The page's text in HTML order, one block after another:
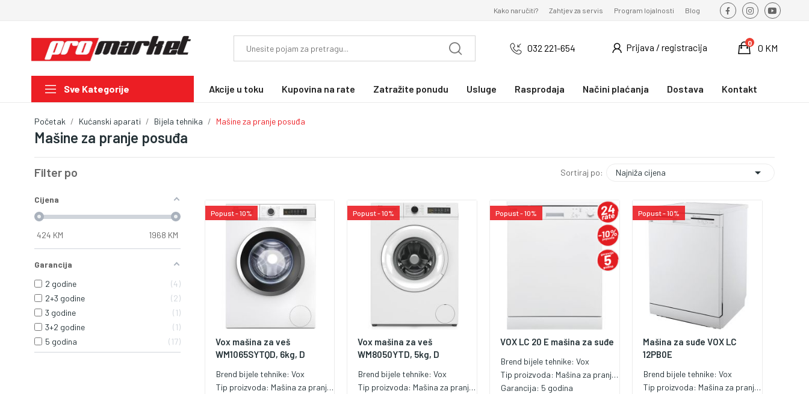
Kako naručiti? Zahtjev za servis Program lojalnosti Blog
032 221-654 Prijava / registracija 0 KM
0
Sve Kategorije Akcije u toku Kupovina na rate Zatražite ponudu Usluge Rasprodaja Načini plaćanja Dostava Kontakt
Mašine za pranje posuđa
Početak Kućanski aparati Bijela tehnika Mašine za pranje posuđa
Filter po
Cijena
424 KM 1968 KM
Garancija
2 godine
4
2+3 godine
2
3 godine
1
3+2 godine
1
5 godina
17
Sortiraj po: Najniža cijena 
Popust - 10%
Vox mašina za veš
WM1065SYTQD, 6kg, D
Brend bijele tehnike: Vox
Tip proizvoda: Mašina za pranje veša
Popust - 10%
Vox mašina za veš
WM8050YTD, 5kg, D
Brend bijele tehnike:Vox
Tip proizvoda: Mašina za pranje veša
Popust - 10%
VOX LC 20 E mašina za suđe
Brend bijele tehnike:Vox
Tip proizvoda: Mašina za pranje posuđa od 60 cm
Garancija: 5 godina
Popust - 10%
Mašina za suđe VOX LC
12PB0E
Brend bijele tehnike:Vox
Tip proizvoda: Mašina za pranje posuđa od 60 cm